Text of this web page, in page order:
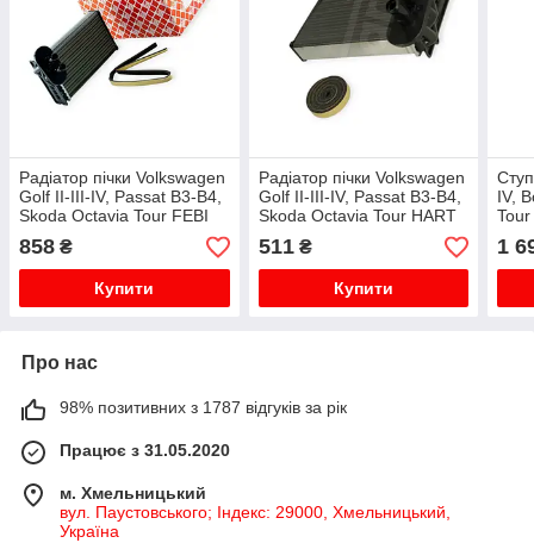
Радіатор пічки Volkswagen
Golf II-III-IV, Passat B3-B4,
Skoda Octavia Tour FEBI
BILSTEIN
858 ₴
Купити
Радіатор пічки Volkswagen
Golf II-III-IV, Passat B3-B4,
Skoda Octavia Tour HART
511₴
Купити
IV,
1
Про нас
98% позитивних з 1787 відгуків за рік
Працює з 31.05.2020
м. Хмельницький
вул. Паустовського; Індекс: 29000, Хмельницький,
Україна